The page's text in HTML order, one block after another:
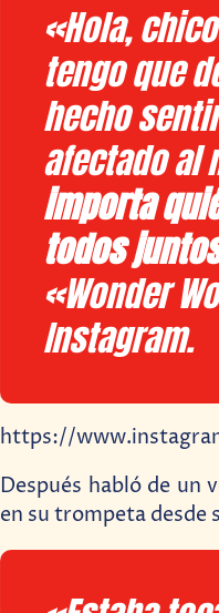
«Hola,
tengo que
hecho
afectado al
importa
todos
«Wonder
Instagram.
https://
Después habló de un
en su trompeta desde